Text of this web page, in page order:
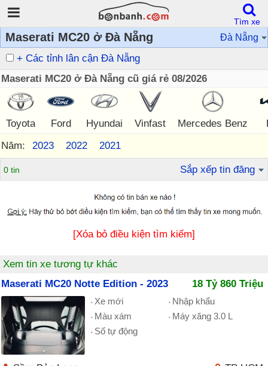
Maserati MC20 ở Đà Nẵng Đà Nẵng
+ Các tỉnh lân cận Đà Nẵng
Maserati MC20 ở Đà Nẵng cũ giá rẻ 08/2026
Toyota Ford Hyundai Vinfast Mercedes Benz
Năm:
2023 2022 2021
0 tin Sắp xếp tin đăng
[Xóa bỏ điều kiện tìm kiếm]
Xem tin xe tương tự khác
Maserati MC20 Notte Edition - 2023
18 Tỷ 860 Triệu
Xe mới
Nhập khẩu
Màu xám
Máy xăng 3.0 L
Số tự động
Tìm xe